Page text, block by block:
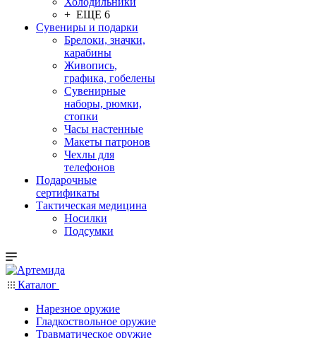
+ ЕЩЕ 6
Сувениры и подарки
Брелоки, значки,
карабины
Живопись,
графика, гобелены
Сувенирные
наборы, рюмки,
стопки
Часы настенные
Макеты патронов
Чехлы для
телефонов
Подарочные
сертификаты
Тактическая медицина
Носилки
Подсумки
Каталог
Нарезное оружие
Гладкоствольное оружие
Травматическое оружие